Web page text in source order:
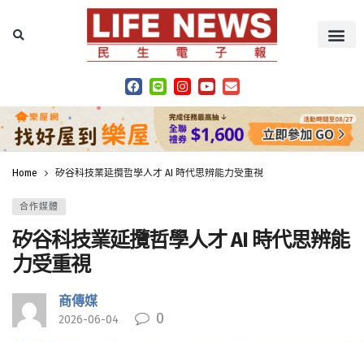
Home 矽谷科技業延攬哲學人才 AI 時代思辨能力受重視
合作媒體
矽谷科技業延攬哲學人才 AI 時代思辨能
力受重視
商傳媒
2026-06-04 0